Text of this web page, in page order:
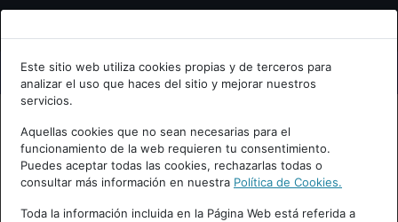
Bienvenid@ a psiquiatria.com
Escribe tu Email
Accede o regístrate con tu email.
Este sitio web utiliza cookies propias y de terceros para
analizar el uso que haces del sitio y mejorar nuestros
servicios.
Aquellas cookies que no sean necesarias para el
funcionamiento de la web requieren tu consentimiento.
Puedes aceptar todas las cookies, rechazarlas todas o
consultar más información en nuestra Política de Cookies.
Toda la información incluida en la Página Web está referida a